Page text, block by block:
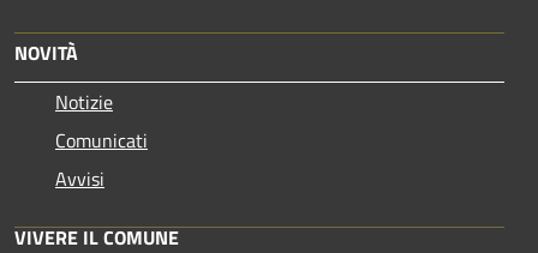
NOVITÀ
Notizie
Comunicati
Avvisi
VIVERE IL COMUNE